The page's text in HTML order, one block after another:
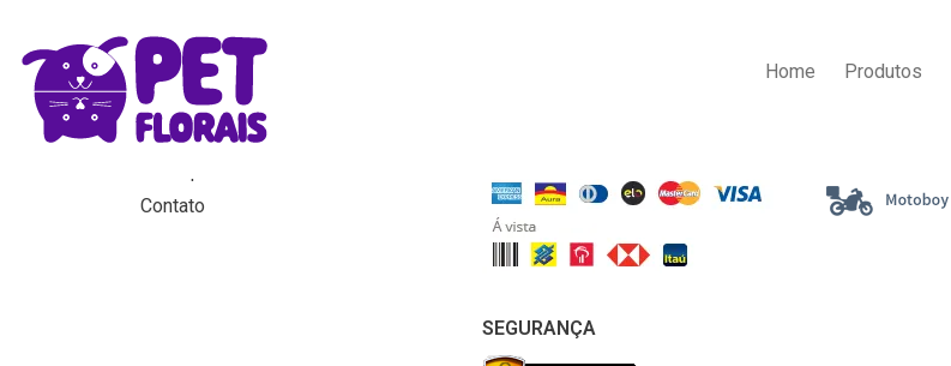
Home Produtos
MENU
Home
Produtos
Contato
SEGURANÇA
ENTREGA